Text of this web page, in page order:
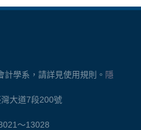
學系，請詳見使用規則。 隱
大道7段200號
～13028